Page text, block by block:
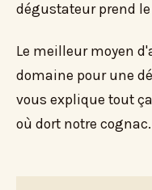
dégustateur prend
Le meilleur moyen
domaine pour une
vous explique tout
où dort notre cognac.